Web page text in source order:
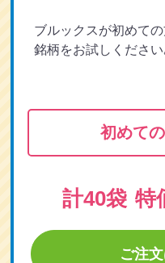
ブルックスが初めて
銘柄をお試しくださ
初めて
計40袋 特
ご注